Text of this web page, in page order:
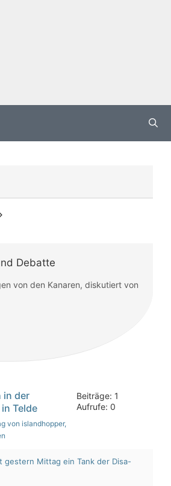
Debatte
von den Kanaren, diskutiert von
in der
Telde
von islandhopper,
Beiträge: 1
Aufrufe: 0
gestern Mittag ein Tank der Disa-